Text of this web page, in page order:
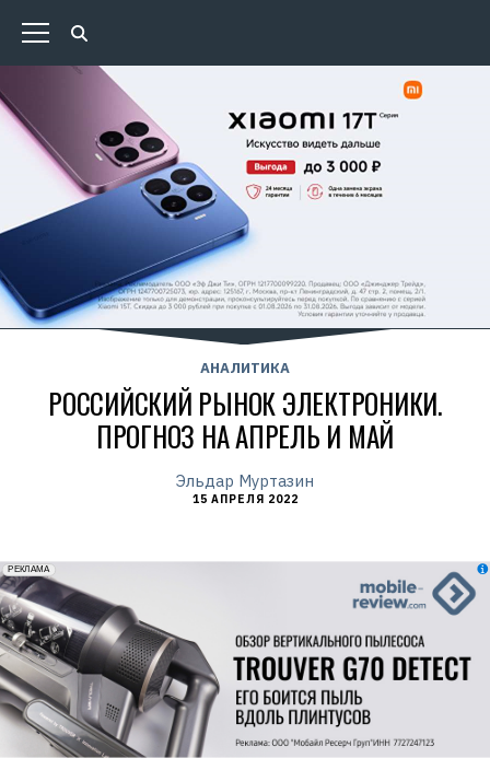
АНАЛИТИКА
РОССИЙСКИЙ РЫНОК ЭЛЕКТРОНИКИ.
ПРОГНОЗ НА АПРЕЛЬ И МАЙ
Эльдар Муртазин
15 АПРЕЛЯ 2022
erid: 2VfnxxmNzs5
РЕКЛАМА